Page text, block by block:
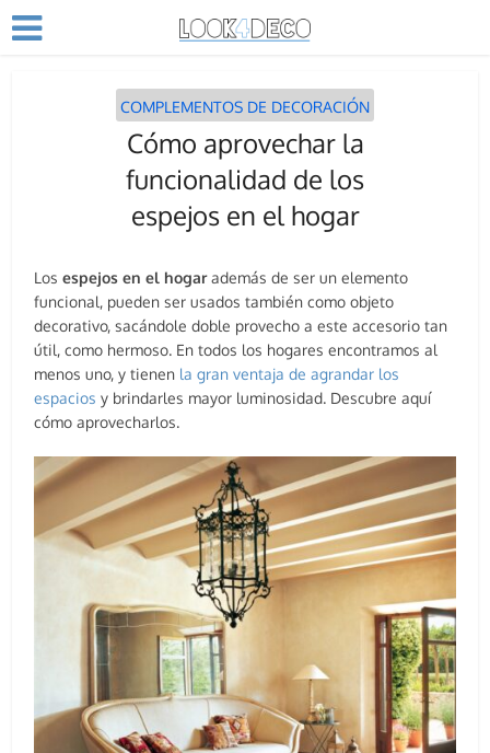
COMPLEMENTOS DE DECORACIÓN
Cómo aprovechar la
funcionalidad de los
espejos en el hogar
Losespejos en el hogarademás de ser un elemento
funcional, pueden ser usados también como objeto
decorativo, sacándole doble provecho a este accesorio tan
útil, como hermoso. En todos los hogares encontramos al
menos uno, y tienen la gran ventaja de agrandar los
espacios y brindarles mayor luminosidad. Descubre aquí
cómo aprovecharlos.